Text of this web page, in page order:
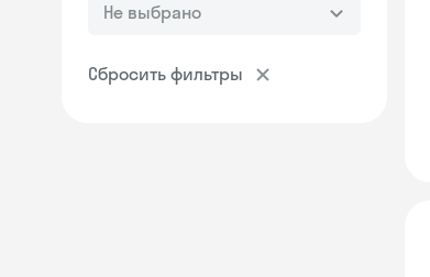
Не выбрано
Сбросить фильтры